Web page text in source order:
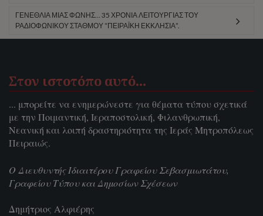
ΓΕΝΈΘΛΙΑ ΜΙΑΣ ΦΩΝΉΣ… 35 ΧΡΌΝΙΑ ΛΕΙΤΟΥΡΓΊΑΣ ΤΟΥ
ΡΑΔΙΟΦΩΝΙΚΟΎ ΣΤΑΘΜΟΎ “ΠΕΙΡΑΪΚΉ ΕΚΚΛΗΣΊΑ”.
Στον ιστοτόπο αυτό…
... μπορείτε να ενημερώνεστε για θέματα τύπου σχετικά
με την Ποιμαντική, Ιεραποστολική, Φιλανθρωπική,
Νεανική και λοιπή δραστηριότητα της Ιεράς Μητροπόλεως
Πειραιώς.
Ο Διευθυντής Ιδιαιτέρου Γραφείου Σεβασμιωτάτου,
Γραφείου Τύπου και Δημοσίων Σχέσεων
Δημήτριος Αλφιέρης